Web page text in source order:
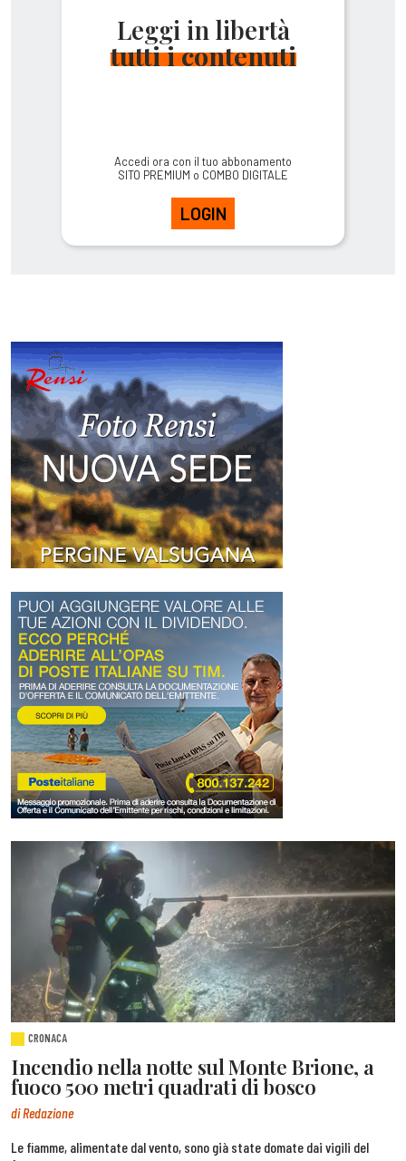
Leggi in libertà
tutti i contenuti
Accedi ora con il tuo abbonamento
SITO PREMIUM o COMBO DIGITALE
LOGIN
CRONACA
Incendio nella notte sul Monte Brione, a
fuoco 500 metri quadrati di bosco
di Redazione
Le fiamme, alimentate dal vento, sono già state domate dai vigili del